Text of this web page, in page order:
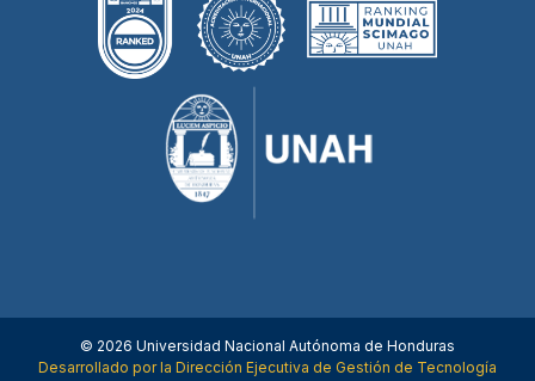
© 2026 Universidad Nacional Autónoma de Honduras
Desarrollado por la Dirección Ejecutiva de Gestión de Tecnología